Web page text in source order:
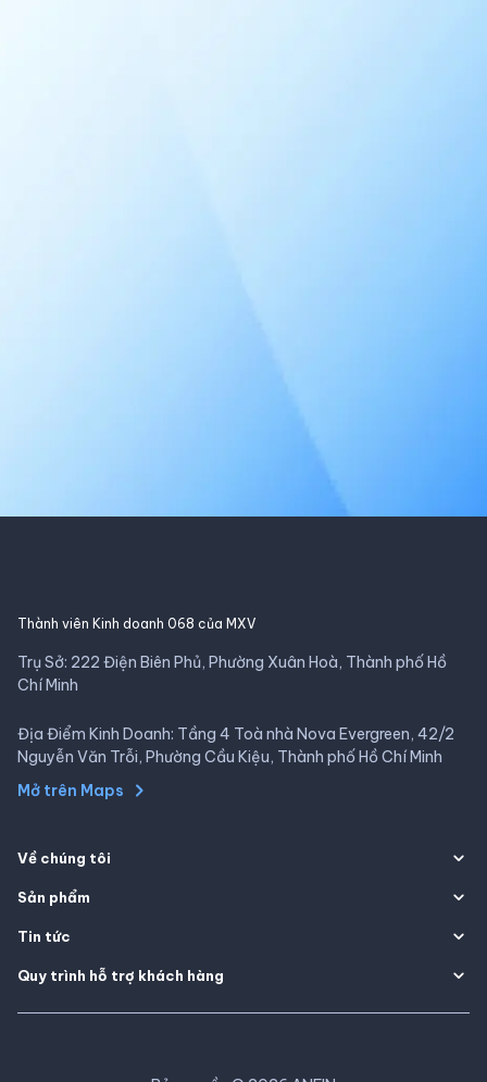
Thành viên Kinh doanh 068 của MXV
Trụ Sở: 222 Điện Biên Phủ, Phường Xuân Hoà, Thành phố Hồ
Chí Minh
Địa Điểm Kinh Doanh: Tầng 4 Toà nhà Nova Evergreen, 42/2
Nguyễn Văn Trỗi, Phường Cầu Kiệu, Thành phố Hồ Chí Minh
Mở trên Maps
Về chúng tôi
Sản phẩm
Tin tức
Quy trình hỗ trợ khách hàng